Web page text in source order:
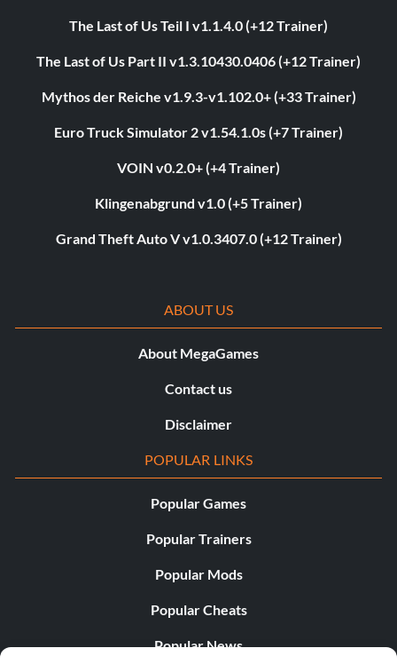
The Last of Us Teil I v1.1.4.0 (+12 Trainer)
The Last of Us Part II v1.3.10430.0406 (+12 Trainer)
Mythos der Reiche v1.9.3-v1.102.0+ (+33 Trainer)
Euro Truck Simulator 2 v1.54.1.0s (+7 Trainer)
VOIN v0.2.0+ (+4 Trainer)
Klingenabgrund v1.0 (+5 Trainer)
Grand Theft Auto V v1.0.3407.0 (+12 Trainer)
ABOUT US
About MegaGames
Contact us
Disclaimer
POPULAR LINKS
Popular Games
Popular Trainers
Popular Mods
Popular Cheats
Popular News